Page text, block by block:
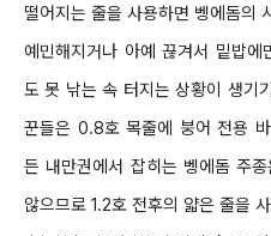
떨어지는 줄을 사용하면 벵에돔의
예민해지거나 아예 끊겨서 밑밥에
도 못 낚는 속 터지는 상황이 생기
꾼들은 0.8호 목줄에 붕어 전용
든 내만권에서 잡히는 벵에돔 주
않으므로 1.2호 전후의 얇은 줄을